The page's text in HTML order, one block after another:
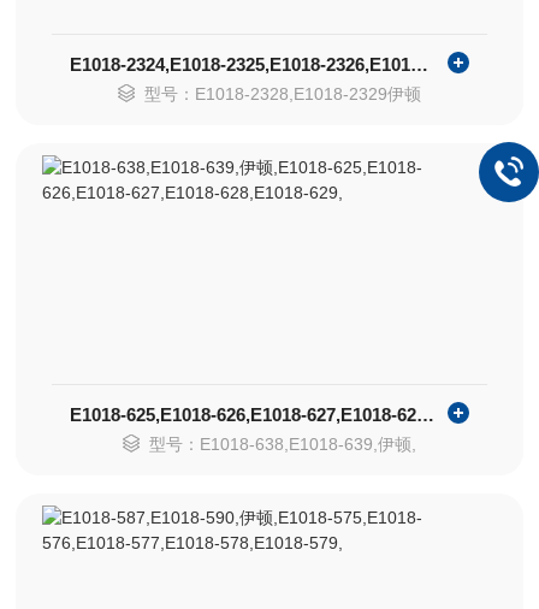
E1018-2324,E1018-2325,E1018-2326,E1018-2327
型号：E1018-2328,E1018-2329伊顿
E1018-625,E1018-626,E1018-627,E1018-628,E1018-629,
型号：E1018-638,E1018-639,伊顿,